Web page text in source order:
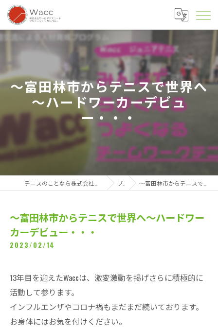
～富田林市からテニスで世界へ
～ハードワーカーデビュ
ー・・・
ブログ ～富田林市からテニスで世界へ～ハードワーカーデビュー・・・
～富田林市からテニスで世界へ～ハードワー
カーデビュー・・・
2023/02/14
13年目を迎えたWaccは、激変激動を掲げさらに積極的に
活動して参ります。
インフルエンザやコロナ禍もまだまだ続いております。
お身体にはお気を付けください。